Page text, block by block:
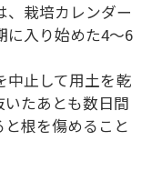
、栽培カレンダー
に入り始めた4～6
中止して用土を乾
たあとも数日間
根を傷めること